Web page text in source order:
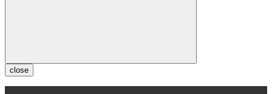
close